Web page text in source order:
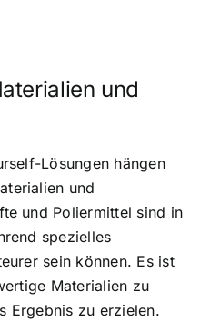
und
Lösungen hängen
und
und Poliermittel sind in
spezielles
sein können. Es ist
Materialien zu
Ergebnis zu erzielen.